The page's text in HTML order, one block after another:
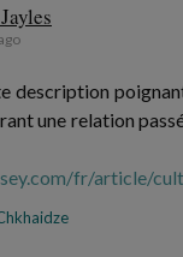
description
une relation
fr/article/